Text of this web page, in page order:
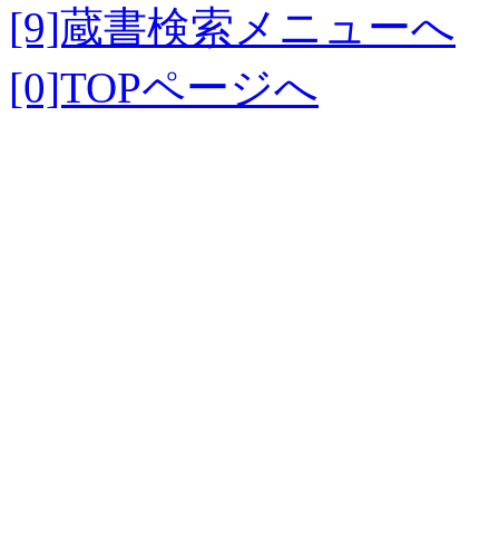
[9]蔵書検索メニューへ
[0]TOPページへ